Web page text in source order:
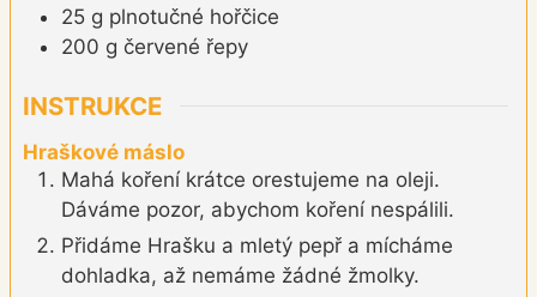
25 g plnotučné hořčice
200 g červené řepy
INSTRUKCE
Hraškové máslo
Mahá koření krátce orestujeme na oleji.
Dáváme pozor, abychom koření nespálili.
Přidáme Hrašku a mletý pepř a mícháme
dohladka, až nemáme žádné žmolky.